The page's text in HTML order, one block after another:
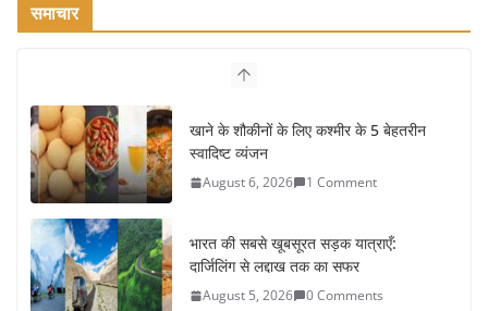
समाचार
खाने के शौकीनों के लिए कश्मीर के 5 बेहतरीन
स्वादिष्ट व्यंजन
August 6, 2026 1 Comment
भारत की सबसे खूबसूरत सड़क यात्राएँ:
दार्जिलिंग से लद्दाख तक का सफर
August 5, 2026 0 Comments